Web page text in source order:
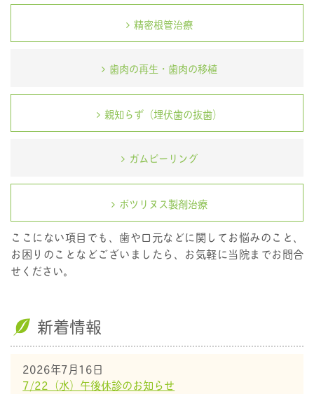
精密根管治療
歯肉の再生・歯肉の移植
親知らず（埋伏歯の抜歯）
ガムピーリング
ボツリヌス製剤治療
ここにない項目でも、歯や口元などに関してお悩みのこと、
お困りのことなどございましたら、お気軽に当院までお問合
せください。
新着情報
2026年7月16日
7/22（水）午後休診のお知らせ